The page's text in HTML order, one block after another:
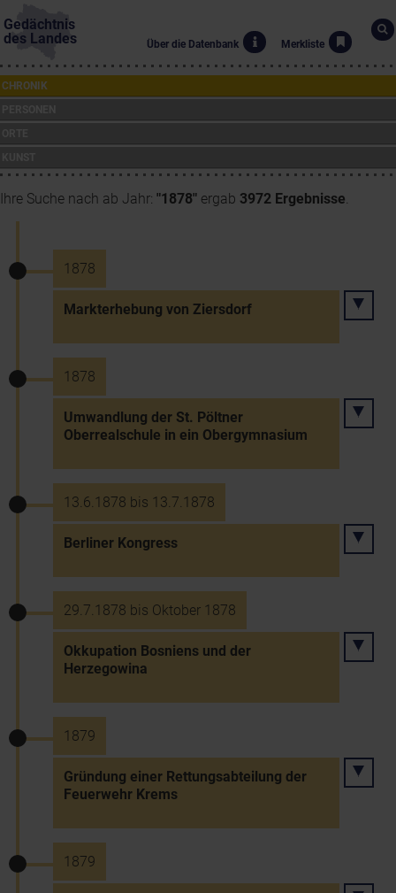
Gedächtnis
des Landes
Über die Datenbank Merkliste
CHRONIK
Ihre Suche nach ab Jahr: "1878" ergab 3972 Ergebnisse.
1878
Markterhebung von Ziersdorf
1878
Umwandlung der St. Pöltner
Oberrealschule in ein Obergymnasium
13.6.1878 bis 13.7.1878
Berliner Kongress
29.7.1878 bis Oktober 1878
Okkupation Bosniens und der
Herzegowina
1879
Gründung einer Rettungsabteilung der
Feuerwehr Krems
1879